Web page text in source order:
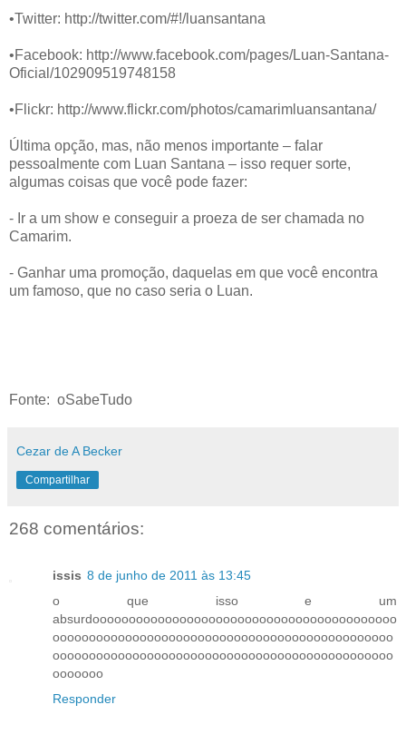
•Twitter: http://twitter.com/#!/luansantana
•Facebook: http://www.facebook.com/pages/Luan-Santana-
Oficial/102909519748158
•Flickr: http://www.flickr.com/photos/camarimluansantana/
Última opção, mas, não menos importante – falar
pessoalmente com Luan Santana – isso requer sorte,
algumas coisas que você pode fazer:
- Ir a um show e conseguir a proeza de ser chamada no
Camarim.
- Ganhar uma promoção, daquelas em que você encontra
um famoso, que no caso seria o Luan.
Fonte: oSabeTudo
Cezar de A Becker
Compartilhar
268 comentários:
issis 8 de junho de 2011 às 13:45
o que isso e um
absurdoooooooooooooooooooooooooooooooooooooooooo
ooooooooooooooooooooooooooooooooooooooooooooooo
ooooooooooooooooooooooooooooooooooooooooooooooo
ooooooo
Responder